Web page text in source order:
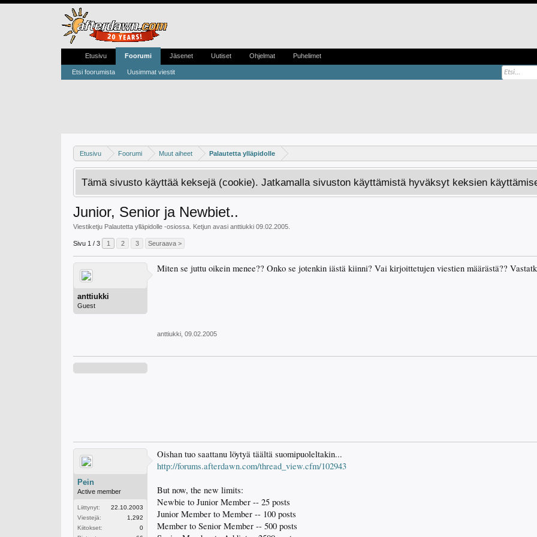
Etusivu Foorumi Muut aiheet Palautetta ylläpidolle
Tämä sivusto käyttää keksejä (cookie). Jatkamalla sivuston käyttämistä hyväksyt keksien
Junior, Senior ja Newbiet..
Viestiketju Palautetta ylläpidolle -osiossa. Ketjun avasi anttiukki 09.02.2005
Sivu 1 / 3 1 2 3 Seuraava >
anttiukki
Guest
Miten se juttu oikein menee?? Onko se jotenkin iästä kiinni? Vai kirjoittetujen viestien määrästä??
anttiukki 09.02.2005
Pein
Active member
Liittynyt:
22.10.2003
Viestejä:
1,292
Kiitokset:
0
Oishan tuo saattanu löytyä täältä suomipuoleltakin...
http://forums.afterdawn.com/thread_view.cfm/102943
But now, the new limits:
Newbie to Junior Member -- 25 posts
Junior Member to Member -- 100 posts
Member to Senior Member -- 500 posts
Etusivu Foorumi
Etsi foorumista Uusimmat viestit
Jäsenet Uutiset Ohjelmat Puhelimet